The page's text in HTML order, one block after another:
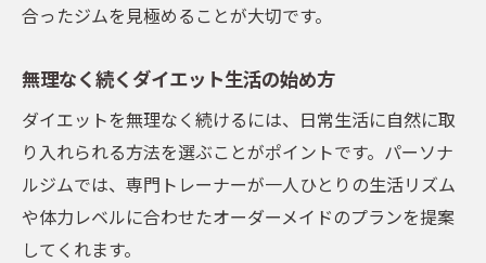
リバウンドしにくい身体作りの新提案
パーソナルジムで習得する食事管理術
継続しやすい運動プランの作り方
五反田で実践できる新しいダイエット法
長期的な体型維持を目指す秘訣
五反田のパーソナルジムが選ばれる理由
合ったジムを見極めることが大切です。
無理なく続くダイエット生活の始め方
ダイエットを無理なく続けるには、日常生活に自然に取
り入れられる方法を選ぶことがポイントです。パーソナ
ルジムでは、専門トレーナーが一人ひとりの生活リズム
や体力レベルに合わせたオーダーメイドのプランを提案
してくれます。